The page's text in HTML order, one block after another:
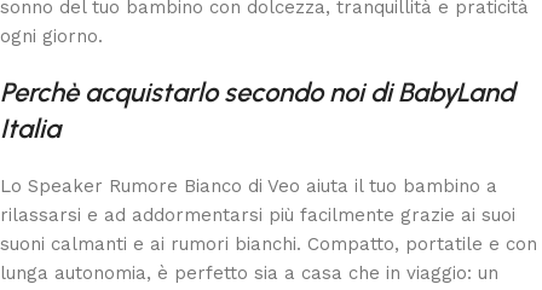
sonno del tuo bambino con dolcezza, tranquillità e praticità
ogni giorno.
Perchè acquistarlo secondo noi di BabyLand
Italia
Lo Speaker Rumore Bianco di Veo aiuta il tuo bambino a
rilassarsi e ad addormentarsi più facilmente grazie ai suoi
suoni calmanti e ai rumori bianchi. Compatto, portatile e con
lunga autonomia, è perfetto sia a casa che in viaggio: un